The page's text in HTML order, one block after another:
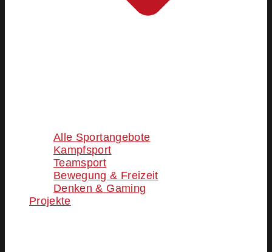
Alle Sportangebote
Kampfsport
Teamsport
Bewegung & Freizeit
Denken & Gaming
Projekte